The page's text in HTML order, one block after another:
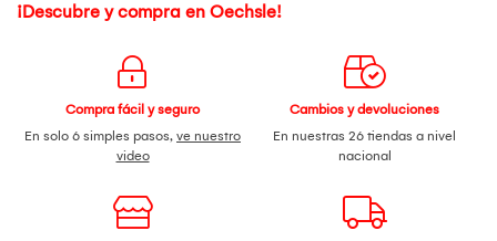
¡Descubre y compra en Oechsle!
Compra fácil y seguro
En solo 6 simples pasos, ve nuestro
video
Cambios y devoluciones
En nuestras 26 tiendas a nivel
nacional